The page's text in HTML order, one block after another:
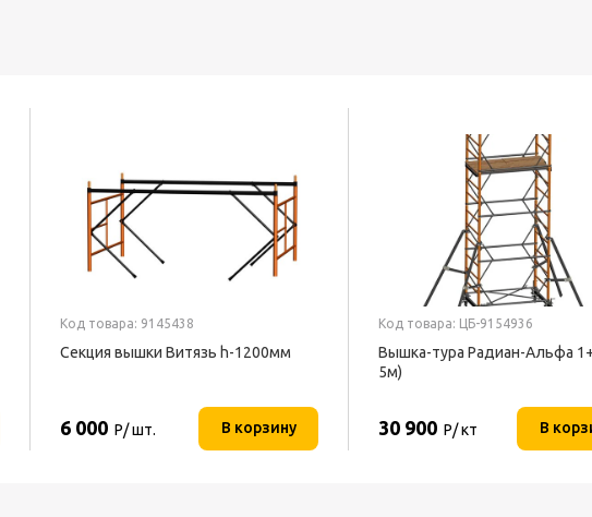
Код товара: 9145438
Секция вышки Витязь h-1200мм
6 000 Р/ шт. В корзину
Код товара: ЦБ-9154936
Вышка-тура Радиан-Альфа
5м)
30 900 Р/ кт В